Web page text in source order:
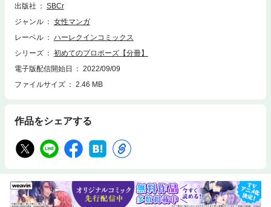
出版社
SBCr
ジャンル
女性マンガ
レーベル
ハーレクインコミックス
シリーズ
初めてのプロポーズ【分冊】
電子版配信開始日
2022/09/09
ファイルサイズ
2.46 MB
作品をシェアする